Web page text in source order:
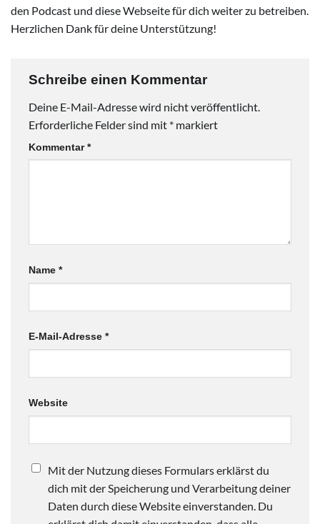
den Podcast und diese Webseite für dich weiter zu betreiben.
Herzlichen Dank für deine Unterstützung!
Schreibe einen Kommentar
Deine E-Mail-Adresse wird nicht veröffentlicht.
Erforderliche Felder sind mit * markiert
Kommentar*
Name *
E-Mail-Adresse *
Website
Mit der Nutzung dieses Formulars erklärst du
dich mit der Speicherung und Verarbeitung deiner
Daten durch diese Website einverstanden. Du